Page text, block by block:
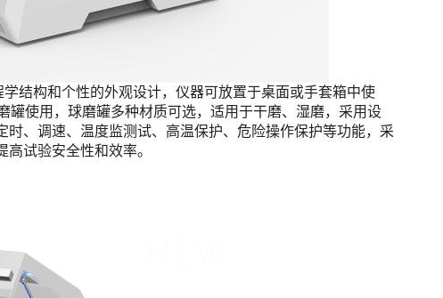
结构和个性的外观设计，仪器可放置于桌面或手套箱中使
罐使用，球磨罐多种材质可选，适用于干磨、湿磨，采用设
、调速、温度监测试、高温保护、危险操作保护等功能，采
试验安全性和效率。